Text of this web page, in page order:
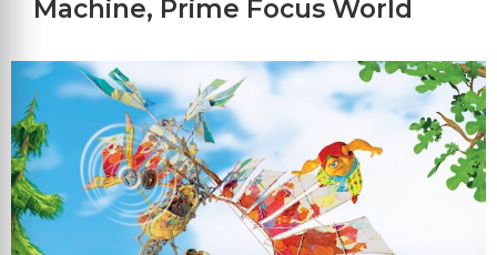
Machine, Prime Focus World